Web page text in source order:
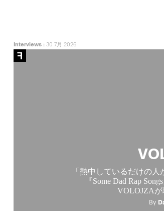
Interviews:30 7月 2026
「熱中しているだけの人
『Some Dad Rap
VOLOJZA
By